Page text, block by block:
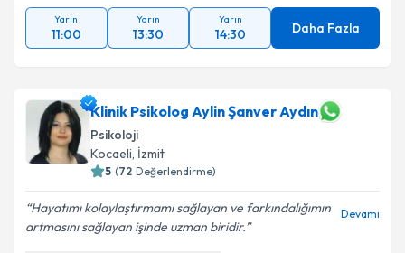
Yarın
11:00
Yarın
13:30
Yarın
14:30 Daha Fazla
Klinik Psikolog Aylin Şanver Aydın
Psikoloji
Kocaeli, İzmit
5 (72 Değerlendirme)
Hayatımı kolaylaştırmamı sağlayan ve farkındalığımın
artmasını sağlayan işinde uzman biridir.
Devamı